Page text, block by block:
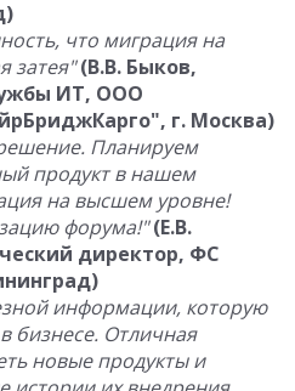
что миграция на
затея" (В.В. Быков,
ИТ, ООО
г. Москва)
Планируем
продукт в нашем
на высшем уровне!
форума!" (Е.В.
директор, ФС
информации, которую
бизнесе. Отличная
новые продукты и